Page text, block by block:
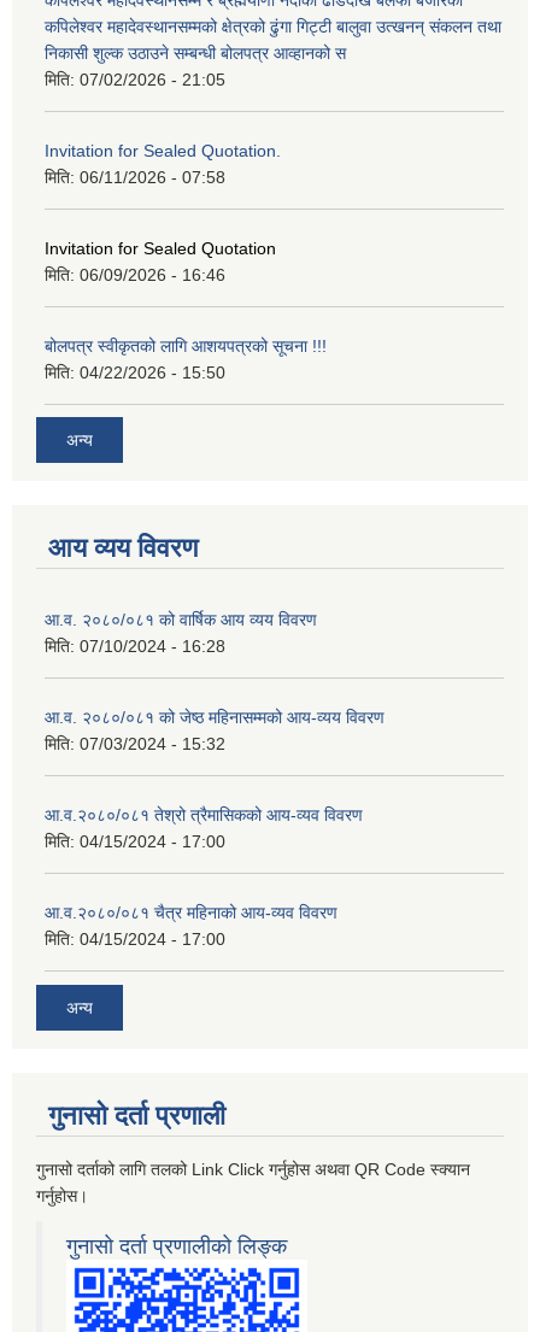
कपिलेश्वर महादेवस्थानसम्मको क्षेत्रको ढुंगा गिट्टी बालुवा उत्खनन् संकलन तथा
निकासी शुल्क उठाउने सम्बन्धी बोलपत्र आव्हानको स
मिति: 07/02/2026 - 21:05
Invitation for Sealed Quotation.
मिति: 06/11/2026 - 07:58
Invitation for Sealed Quotation
मिति: 06/09/2026 - 16:46
बोलपत्र स्वीकृतको लागि आशयपत्रको सूचना !!!
मिति: 04/22/2026 - 15:50
अन्य
आय व्यय विवरण
आ.व. २०८०/०८१ को वार्षिक आय व्यय विवरण
मिति: 07/10/2024 - 16:28
आ.व. २०८०/०८१ को जेष्ठ महिनासम्मको आय-व्यय विवरण
मिति: 07/03/2024 - 15:32
आ.व.२०८०/०८१ तेश्रो त्रैमासिकको आय-व्यव विवरण
मिति: 04/15/2024 - 17:00
आ.व.२०८०/०८१ चैत्र महिनाको आय-व्यव विवरण
मिति: 04/15/2024 - 17:00
अन्य
गुनासो दर्ता प्रणाली
गुनासो दर्ताको लागि तलको Link Click गर्नुहोस अथवा QR Code स्क्यान
गर्नुहोस।
गुनासो दर्ता प्रणालीको लिङ्क